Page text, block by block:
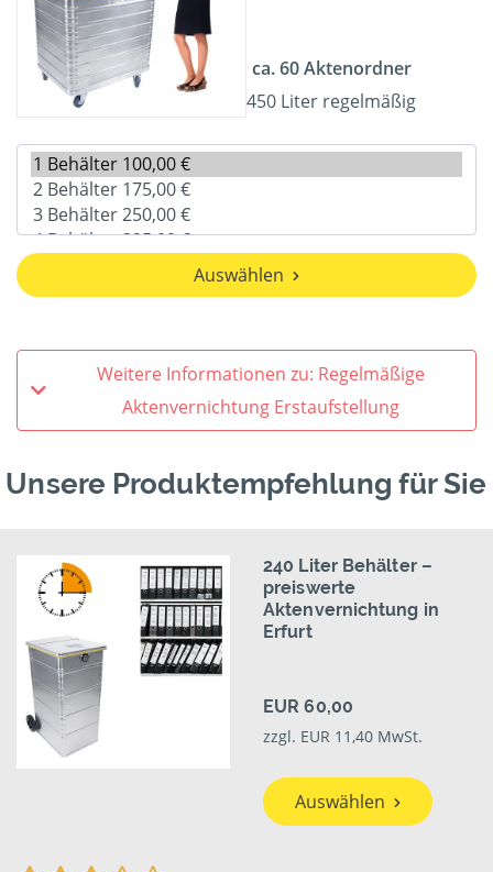
ca. 60 Aktenordner
450 Liter regelmäßig
Auswählen
Weitere Informationen zu: Regelmäßige
Aktenvernichtung Erstaufstellung
Unsere Produktempfehlung für Sie
240 Liter Behälter –
preiswerte
Aktenvernichtung in
Erfurt
EUR 60,00
zzgl. EUR 11,40 MwSt.
Auswählen